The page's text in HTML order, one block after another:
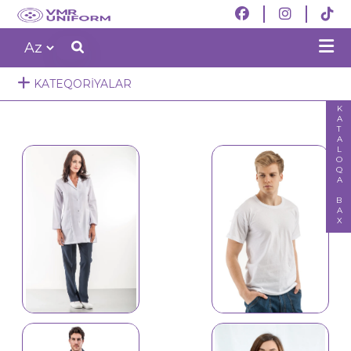
KATEQORIYALAR
KATALOQA BAX
T-shirt tshirt